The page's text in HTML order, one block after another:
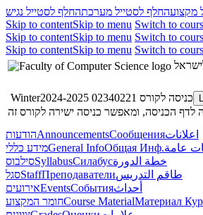
מקצועהחלף לסטייל מערכתהחלף לסטייל נגיש
Skip to contentSkip to menu Switch to
Skip to contentSkip to menu Switch to
Skip to contentSkip to menu Switch to
כניסה לקורס 02340221 Winter2024-2025
לדף הכניסה, ומאפשר כניסה ישירה לקורס זה
הודעותAnnouncementsСообщенияاعلانات
מידע כלליGeneral InfoОбщая Инф.عامة
סילבוסSyllabusСилабусخطة الدورة
סגלStaffПреподавателиطاقم التدريس
אירועיםEventsСобытияأحداث
חומר המקצועCourse MaterialМатериал